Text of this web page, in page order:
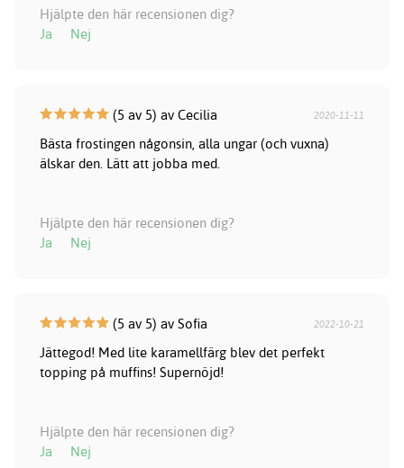
Hjälpte den här recensionen dig?
Ja
Nej
(5 av 5) av Cecilia 2020-11-11
Bästa frostingen någonsin, alla ungar (och vuxna)
älskar den. Lätt att jobba med.
Hjälpte den här recensionen dig?
Ja
Nej
(5 av 5) av Sofia 2022-10-21
Jättegod! Med lite karamellfärg blev det perfekt
topping på muffins! Supernöjd!
Hjälpte den här recensionen dig?
Ja
Nej